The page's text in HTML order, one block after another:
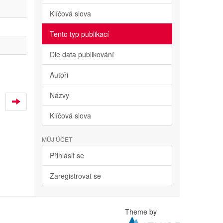
Klíčová slova
Tento typ publikací
Dle data publikování
Autoři
Názvy
Klíčová slova
MŮJ ÚČET
Přihlásit se
Zaregistrovat se
Theme by